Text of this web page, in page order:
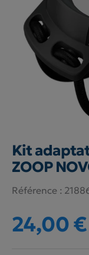
Kit
ZOOP
Référence :
24,00 €